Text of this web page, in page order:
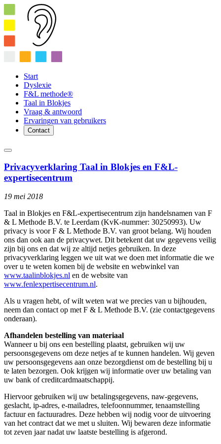
Start
Dyslexie
F&L methode®
Taal in Blokjes
Vraag & antwoord
Ervaringen van gebruikers
Contact
Privacyverklaring Taal in Blokjes en F&L-
expertisecentrum
19 mei 2018
Taal in Blokjes en F&L-expertisecentrum zijn handelsnamen van F
& L Methode B.V. te Leerdam (KvK-nummer: 30250993). Uw
privacy is voor F & L Methode B.V. van groot belang. Wij houden
ons dan ook aan de privacywet. Dit betekent dat uw gegevens veilig
zijn bij ons en dat wij ze altijd netjes gebruiken. In deze
privacyverklaring leggen we uit wat we doen met informatie die we
over u te weten komen bij de website en webwinkel van
www.taalinblokjes.nl en de website van
www.fenlexpertisecentrum.nl.
Als u vragen hebt, of wilt weten wat we precies van u bijhouden,
neem dan contact op met F & L Methode B.V. (zie contactgegevens
onderaan).
Afhandelen bestelling van materiaal
Wanneer u bij ons een bestelling plaatst, gebruiken wij uw
persoonsgegevens om deze netjes af te kunnen handelen. Wij geven
uw persoonsgegevens aan onze bezorgdienst om de bestelling bij u
te laten bezorgen. Ook krijgen wij informatie over uw betaling van
uw bank of creditcardmaatschappij.
Hiervoor gebruiken wij uw betalingsgegevens, naw-gegevens,
geslacht, ip-adres, e-mailadres, telefoonnummer, tenaamstelling
factuur en factuuradres. Deze hebben wij nodig voor de uitvoering
van het contract dat we met u sluiten. Wij bewaren deze informatie
tot zeven jaar nadat uw laatste bestelling is afgerond.